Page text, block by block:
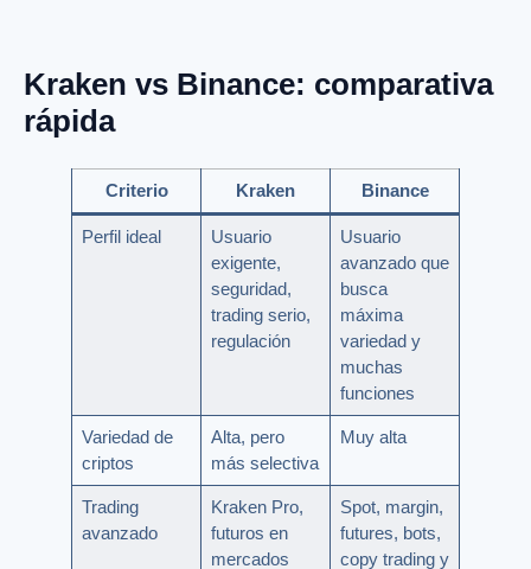
Kraken vs Binance: comparativa
rápida
Criterio Kraken Binance
Perfil ideal
Usuario
exigente,
seguridad,
trading serio,
regulación
Usuario
avanzado que
busca
máxima
variedad y
muchas
funciones
Variedad de
criptos
Alta, pero
más selectiva
Muy alta
Trading
avanzado
Kraken Pro,
futuros en
mercados
Spot, margin,
futures, bots,
copy trading y